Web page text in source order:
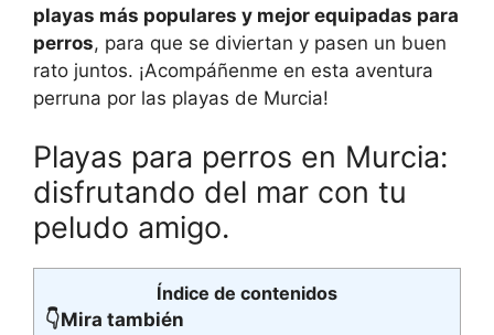
playas más populares y mejor equipadas para
perros, para que se diviertan y pasen un buen
rato juntos. ¡Acompáñenme en esta aventura
perruna por las playas de Murcia!
Playas para perros en Murcia:
disfrutando del mar con tu
peludo amigo.
Índice de contenidos
👇Mira también